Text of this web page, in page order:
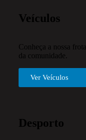
Veículos
Conheça a nossa
da comunidade.
Ver Veículos
Desporto